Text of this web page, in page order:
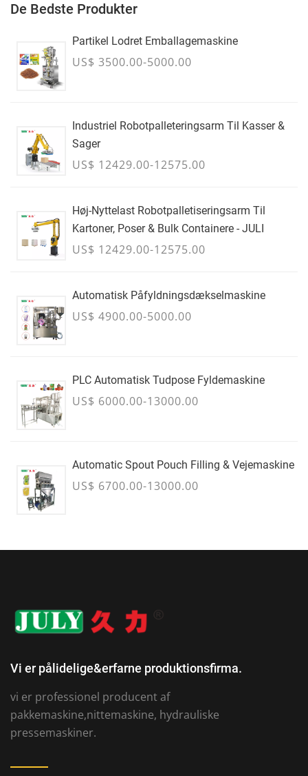
De Bedste Produkter
Partikel Lodret Emballagemaskine
US$ 3500.00-5000.00
Industriel Robotpalleteringsarm Til Kasser &
Sager
US$ 12429.00-12575.00
Høj-Nyttelast Robotpalletiseringsarm Til
Kartoner, Poser & Bulk Containere - JULI
US$ 12429.00-12575.00
Automatisk Påfyldningsdækselmaskine
US$ 4900.00-5000.00
PLC Automatisk Tudpose Fyldemaskine
US$ 6000.00-13000.00
Automatic Spout Pouch Filling & Vejemaskine
US$ 6700.00-13000.00
Vi er pålidelige&erfarne produktionsfirma.
vi er professionel producent af
pakkemaskine,nittemaskine, hydrauliske
pressemaskiner.